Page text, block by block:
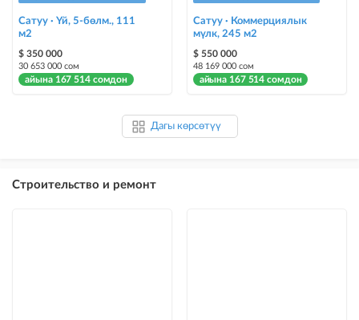
Сатуу · Үй, 5-бөлм., 111
м2
$ 350 000
30 653 000 сом
айына 167 514 сомдон
Сатуу · Коммерциялык
мүлк, 245 м2
$ 550 000
48 169 000 сом
айына 167 514 сомдон
Дагы көрсөтүү
Строительство и ремонт